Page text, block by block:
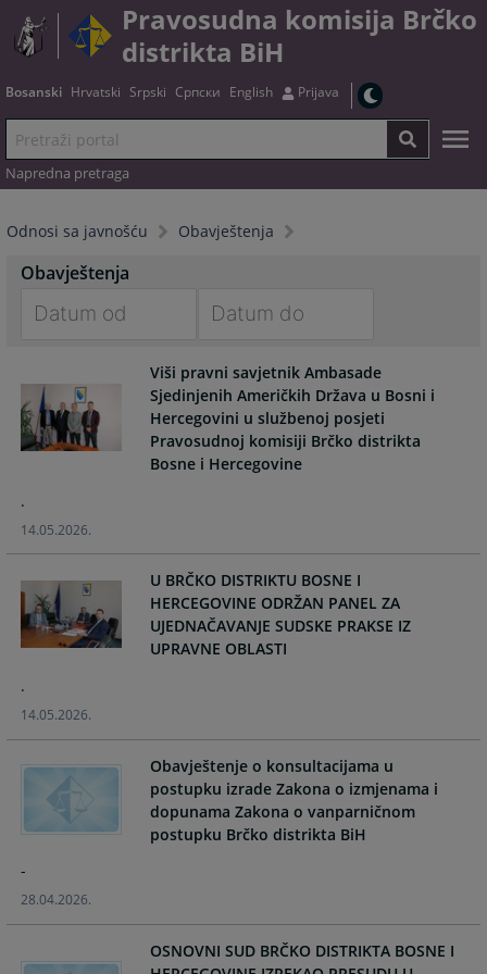
Pravosudna komisija Brčko
distrikta BiH
Bosanski Hrvatski Srpski Српски English Prijava
Napredna pretraga
Odnosi sa javnošću Obavještenja
Obavještenja
to
interact
with
select
date.
Press
the
mark
key
keyboard
shortcuts
changing
dates.
forward
to
interact
with
the
date.
Press
the
question
get
the
keyboard
shortcuts
Viši pravni savjetnik Ambasade
Sjedinjenih Američkih Država u Bosni i
Hercegovini u službenoj posjeti
Pravosudnoj komisiji Brčko distrikta
Bosne i Hercegovine
.
14.05.2026.
U BRČKO DISTRIKTU BOSNE I
HERCEGOVINE ODRŽAN PANEL ZA
UJEDNAČAVANJE SUDSKE PRAKSE IZ
UPRAVNE OBLASTI
.
14.05.2026.
Obavještenje o konsultacijama u
postupku izrade Zakona o izmjenama i
dopunama Zakona o vanparničnom
postupku Brčko distrikta BiH
-
28.04.2026.
OSNOVNI SUD BRČKO DISTRIKTA BOSNE I